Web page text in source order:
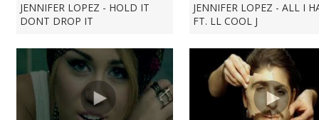
JENNIFER LOPEZ - HOLD IT
DONT DROP IT
JENNIFER LOPEZ - ALL I
FT. LL COOL J